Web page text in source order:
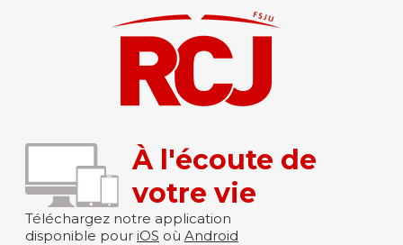
À l'écoute de
votre vie
Téléchargez notre application
disponible pour iOS où Android